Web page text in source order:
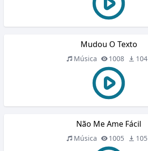
Mudou O Texto
Música 1008 104
Não Me Ame Fácil
Música 1005 105